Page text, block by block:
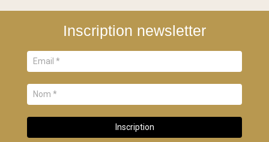
Inscription newsletter